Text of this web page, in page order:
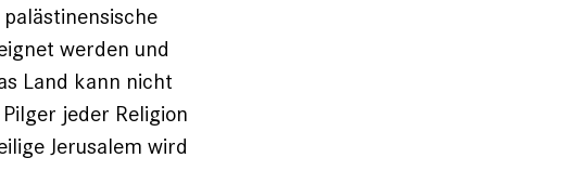
werden und
Land kann nicht
jeder Religion
Jerusalem wird